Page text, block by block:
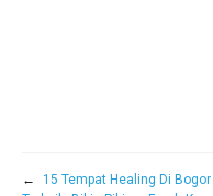
←
15 Tempat Healing Di Bogor